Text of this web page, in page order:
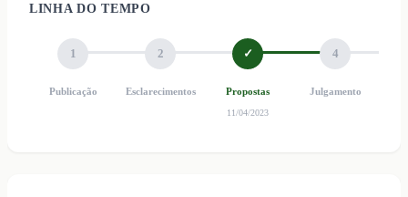
LINHA DO TEMPO
1
Publicação
2
Esclarecimentos
✓
Propostas
11/04/2023
4
Julgamento